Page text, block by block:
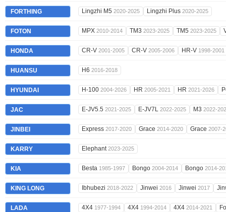
FORTHING Lingzhi M5 2020-2025 Lingzhi Plus 2020-2025
FOTON MPX 2010-2014 TM3 2023-2025 TM5 2023-2025
HONDA CR-V 2001-2005 CR-V 2005-2006 HR-V 1998-2001
HUANSU H6 2016-2018
HYUNDAI H-100 2004-2026 HR 2005-2021 HR 2021-2026
JAC E-JV5.5 2021-2025 E-JV7L 2022-2025 M3 2022-
JINBEI Express 2017-2020 Grace 2014-2020 Grace 2007-
KARRY Elephant2023-2025
KIA Besta 1985-1997 Bongo 2004-2014 Bongo 2014-
KING LONG Ibhubezi 2018-2022 Jinwei 2016 Jinwei 2017
LADA 4X4 1977-1994 4X4 1994-2014 4X4 2014-2021